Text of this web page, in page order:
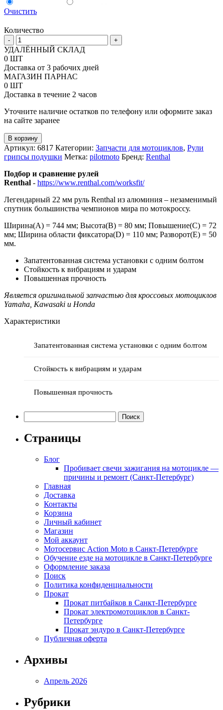
Очистить
Количество
-
Количество
товара
Руль
Renthal
7-
8
под
KTM
+
УДАЛЁННЫЙ СКЛАД
0 ШТ
Доставка от 3 рабочих дней
МАГАЗИН ПАРНАС
0 ШТ
Доставка в течение 2 часов
Уточните наличие остатков по телефону или оформите заказ
на сайте заранее
В корзину
Артикул: 6817 Категории: Запчасти для мотоциклов, Рули
грипсы подушки Метка: pilotmoto Бренд: Renthal
Подбор и сравнение рулей
Renthal - https://www.renthal.com/worksfit/
Легендарный 22 мм руль Renthal из алюминия – незаменимый
спутник большинства чемпионов мира по мотокроссу.
Ширина(А) = 744 мм; Высота(В) = 80 мм; Повышение(C) = 72
мм; Ширина области фиксатора(D) = 110 мм; Разворот(Е) = 50
мм.
Запатентованная система установки с одним болтом
Стойкость к вибрациям и ударам
Повышенная прочность
Является оригинальной запчастью для кроссовых мотоциклов
Yamaha, Kawasaki и Honda
Характеристики
Запатентованная система установки с одним болтом
Стойкость к вибрациям и ударам
Повышенная прочность
Страницы
Блог
Пробивает свечи зажигания на мотоцикле —
причины и ремонт (Санкт-Петербург)
Главная
Доставка
Контакты
Корзина
Личный кабинет
Магазин
Мой аккаунт
Мотосервис Action Moto в Санкт-Петербурге
Обучение езде на мотоцикле в Санкт-Петербурге
Оформление заказа
Поиск
Политика конфиденциальности
Прокат
Прокат питбайков в Санкт-Петербурге
Прокат электромотоциклов в Санкт-
Петербурге
Прокат эндуро в Санкт-Петербурге
Публичная оферта
Архивы
Апрель 2026
Рубрики